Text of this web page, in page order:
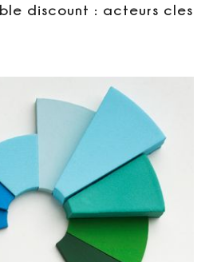
discount : acteurs cles